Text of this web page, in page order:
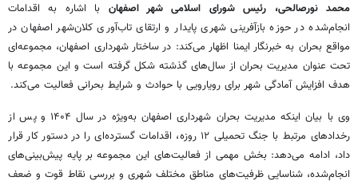
محمد نورصالحی، رئیس شورای اسلامی شهر اصفهان با اشاره به اقدامات
انجام‌شده در حوزه بازآفرینی شهری پایدار و ارتقای تاب‌آوری کلان‌شهر اصفهان در
مواقع بحران به خبرنگار ایمنا اظهار می‌کند: در ساختار شهرداری اصفهان، مجموعه‌ای
تحت عنوان مدیریت بحران از سال‌های گذشته شکل گرفته است و این مجموعه با
هدف افزایش آمادگی شهر برای رویارویی با حوادث و شرایط بحرانی فعالیت می‌کند.
وی با بیان اینکه مدیریت بحران شهرداری اصفهان به‌ویژه در سال ۱۴۰۴ و پس از
رخدادهای مرتبط با جنگ تحمیلی ۱۲ روزه، اقدامات گسترده‌ای را در دستور کار قرار
داد، ادامه می‌دهد: بخش مهمی از فعالیت‌های این مجموعه بر پایه پیش‌بینی‌های
انجام‌شده، شناسایی ظرفیت‌های مناطق مختلف شهری و بررسی نقاط قوت و ضعف